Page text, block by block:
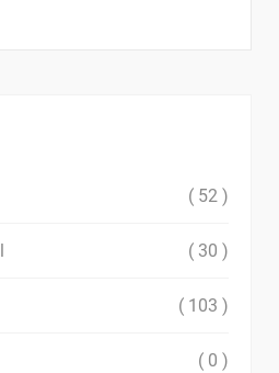
( 52 )
( 30 )
( 103 )
( 0 )